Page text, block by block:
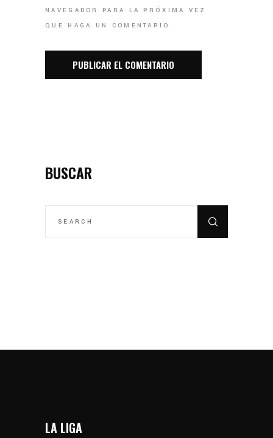
NAVEGADOR PARA LA PRÓXIMA VEZ
QUE HAGA UN COMENTARIO.
BUSCAR
LA LIGA